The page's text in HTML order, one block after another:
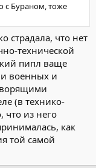
с Бураном, тоже
страдала, что нет
технической
пипл ваще
военных и
(в технико-
что из него
как
той самой